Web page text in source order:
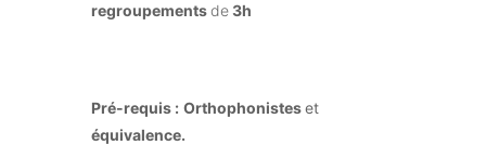
regroupementsde3h
Pré-requis : Orthophonisteset
équivalence.